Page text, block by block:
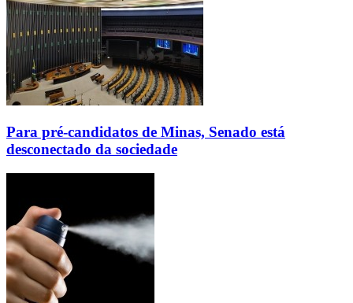
Para pré-candidatos de Minas, Senado está
desconectado da sociedade